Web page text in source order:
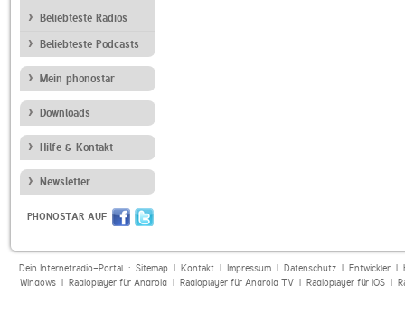
Beliebteste Radios
Beliebteste Podcasts
Mein phonostar
Downloads
Hilfe & Kontakt
Newsletter
PHONOSTAR AUF
Dein Internetradio-Portal : Sitemap| Kontakt| Impressum| Datenschutz| Entwickler|
Windows| Radioplayer für Android| Radioplayer für Android TV| Radioplayer für iOS|